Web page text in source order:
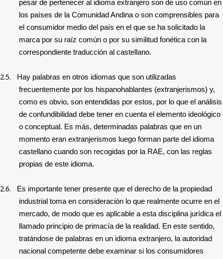
pesar de pertenecer al idioma extranjero son de uso común en
los países de la Comunidad Andina o son comprensibles para
el consumidor medio del país en el que se ha solicitado la
marca por su raíz común o por su similitud fonética con la
correspondiente traducción al castellano.
2.5.
Hay palabras en otros idiomas que son utilizadas
frecuentemente por los hispanohablantes (extranjerismos) y,
como es obvio, son entendidas por estos, por lo que el análisis
de confundibilidad debe tener en cuenta el elemento ideológico
o conceptual. Es más, determinadas palabras que en un
momento eran extranjerismos luego forman parte del idioma
castellano cuando son recogidas por la RAE, con las reglas
propias de este idioma.
2.6.
Es importante tener presente que el derecho de la propiedad
industrial toma en consideración lo que realmente ocurre en el
mercado, de modo que es aplicable a esta disciplina jurídica el
llamado principio de primacía de la realidad. En este sentido,
tratándose de palabras en un idioma extranjero, la autoridad
nacional competente debe examinar si los consumidores